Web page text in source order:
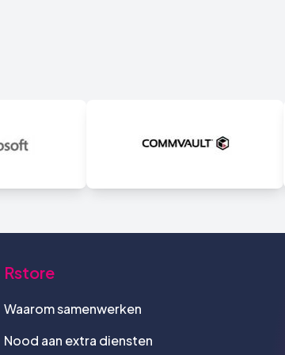
Rstore
Waarom samenwerken
Nood aan extra diensten